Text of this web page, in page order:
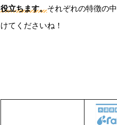
役立ちます。それぞれの特徴の
けてくださいね！